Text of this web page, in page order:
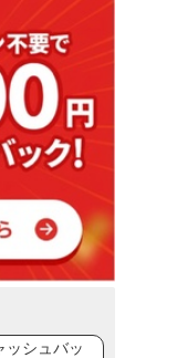
ッシュバッ